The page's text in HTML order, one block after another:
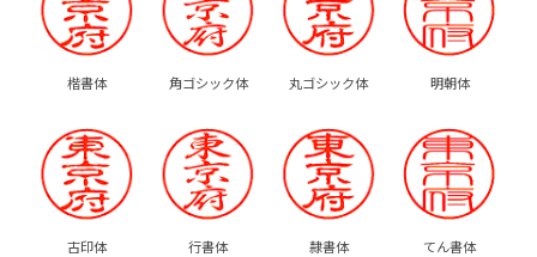
楷書体 角ゴシック体 丸ゴシック体 明朝体
古印体 行書体 隷書体 てん書体